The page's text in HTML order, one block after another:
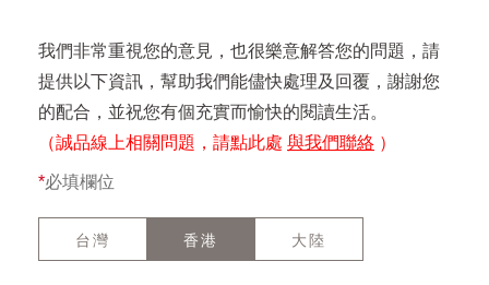
我們非常重視您的意見，也很樂意解答您的問題，請
提供以下資訊，幫助我們能儘快處理及回覆，謝謝您
的配合，並祝您有個充實而愉快的閱讀生活。
（誠品線上相關問題，請點此處 與我們聯絡 ）
*必填欄位
台灣 香港 大陸